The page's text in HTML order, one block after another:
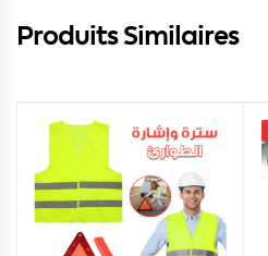
Produits Similaires